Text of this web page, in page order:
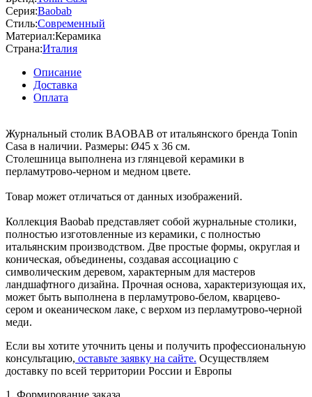
Серия:Baobab
Стиль:Современный
Материал:Керамика
Страна:Италия
Описание
Доставка
Оплата
Журнальный столик BAOBAB от итальянского бренда Tonin
Casa в наличии. Размеры: Ø45 x 36 см.
Столешница выполнена из глянцевой керамики в
перламутрово-черном и медном цвете.
Товар может отличаться от данных изображений.
Коллекция Baobab представляет собой журнальные столики,
полностью изготовленные из керамики, с полностью
итальянским производством. Две простые формы, округлая и
коническая, объединены, создавая ассоциацию с
символическим деревом, характерным для мастеров
ландшафтного дизайна. Прочная основа, характеризующая их,
может быть выполнена в перламутрово-белом, кварцево-
сером и океаническом лаке, с верхом из перламутрово-черной
меди.
Если вы хотите уточнить цены и получить профессиональную
консультацию, оставьте заявку на сайте. Осуществляем
доставку по всей территории России и Европы